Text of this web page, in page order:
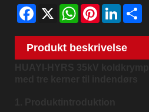
Facebook
X WhatsAppPinterestLinkedIn
Produkt beskrivelse